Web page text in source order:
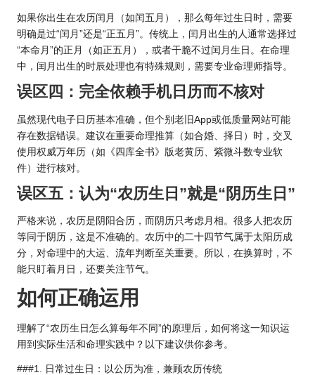
如果你出生在农历闰月（如闰五月），那么每年过生日时，需要
明确是过“闰月”还是“正五月”。传统上，闰月出生的人通常选择过
“本命月”的正月（如正五月），或者干脆不过闰月生日。在命理
中，闰月出生的时辰处理也有特殊规则，需要专业命理师指导。
误区四：完全依赖手机日历而不核对
虽然现代电子日历基本准确，但个别老旧App或低质量网站可能
存在数据错误。建议在重要命理推算（如合婚、择日）时，交叉
使用权威万年历（如《四库全书》版老黄历、紫微斗数专业软
件）进行核对。
误区五：认为“农历生日”就是“阴历生日”
严格来说，农历是阴阳合历，而阴历只考虑月相。很多人把农历
等同于阴历，这是不准确的。农历中的二十四节气属于太阳历成
分，对命理中的大运、流年判断至关重要。所以，在换算时，不
能只盯着月日，还要关注节气。
如何正确运用
理解了“农历生日怎么算每年不同”的原理后，如何将这一知识运
用到实际生活和命理实践中？以下建议供你参考。
###1. 日常过生日：以公历为准，兼顾农历传统